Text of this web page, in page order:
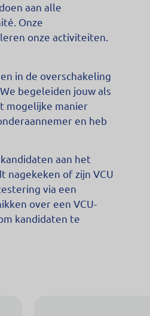
aan alle
Onze
onze activiteiten.
in de overschakeling
begeleiden jouw als
mogelijke manier
en heb
aan het
nagekeken of zijn VCU
via een
over een VCU-
kandidaten te